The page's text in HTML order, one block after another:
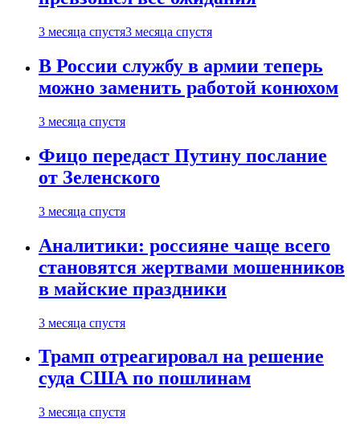
3 месяца спустя3 месяца спустя
В России службу в армии теперь
можно заменить работой конюхом
3 месяца спустя
Фицо передаст Путину послание
от Зеленского
3 месяца спустя
Аналитики: россияне чаще всего
становятся жертвами мошенников
в майские праздники
3 месяца спустя
Трамп отреагировал на решение
суда США по пошлинам
3 месяца спустя